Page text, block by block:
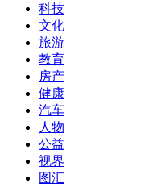
科技
文化
旅游
教育
房产
健康
汽车
人物
公益
视界
图汇